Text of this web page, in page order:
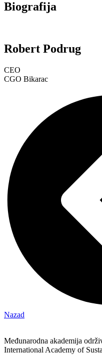
Biografija
Robert Podrug
CEO
CGO Bikarac
Nazad
Međunarodna akademija
International Academy of